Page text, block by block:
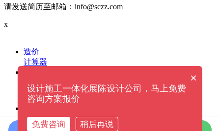
请发送简历至邮箱：info@sczz.com
x
造价
计算器
给我们拨打电话13060000870
×
设计施工一体化展陈设计公司，马上免费
咨询方案报价
免费咨询 稍后再说